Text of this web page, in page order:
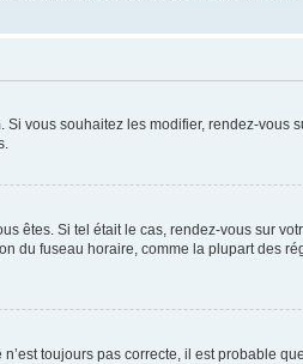
vous souhaitez les modifier, rendez-
êtes. Si tel était le cas, rendez-vous sur
fuseau horaire, comme la plupart des
toujours pas correcte, il est probable